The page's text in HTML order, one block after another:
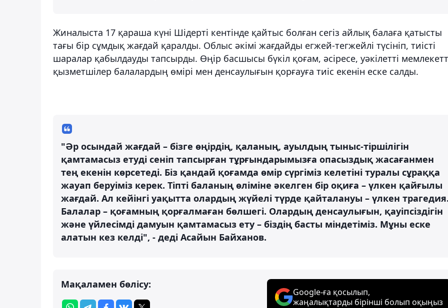
Жиналыста 17 қараша күні Шідерті кентінде қайтыс болған сегіз айлық балаға қатысты
тағы бір сұмдық жағдай қаралды. Облыс әкімі жағдайды егжей-тегжейлі түсініп, тиісті
шаралар қабылдауды тапсырды. Өңір басшысы бүкіл қоғам, әсіресе, уәкілетті
қызметшілер балалардың өмірі мен денсаулығын қорғауға тиіс екенін еске салды.
"Әр осындай жағдай – бізге өңірдің, қаланың, ауылдың тыныс-тіршілігін
қамтамасыз етуді сеніп тапсырған тұрғындарымызға опасыздық жасағанмен
тең екенін көрсетеді. Біз қандай қоғамда өмір сүргіміз келетіні туралы сұраққа
жауап беруіміз керек. Тіпті баланың өліміне әкелген бір оқиға – үлкен қайғылы
жағдай. Ал кейінгі уақытта олардың жүйелі түрде қайталануы – үлкен
Балалар – қоғамның қорғалмаған бөлшегі. Олардың денсаулығын, қауіпсіздігін
және үйлесімді дамуын қамтамасыз ету – біздің басты міндетіміз. Мұны еске
алатын кез келді", - деді Асайын Байханов.
Мақаламен бөлісу:
Google-ға қосылып,
жаңалықтарды бірінші болып оқыңыз